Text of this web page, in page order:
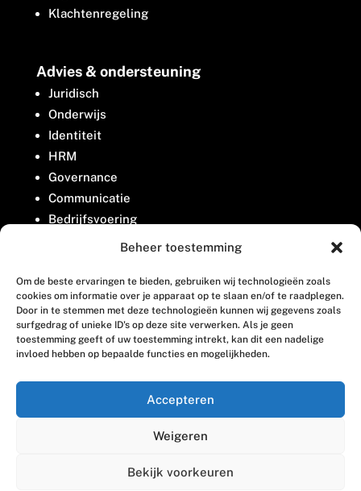
Beheer toestemming
Om de beste ervaringen te bieden, gebruiken wij technologieën zoals
cookies om informatie over je apparaat op te slaan en/of te raadplegen.
Door in te stemmen met deze technologieën kunnen wij gegevens zoals
surfgedrag of unieke ID's op deze site verwerken. Als je geen
toestemming geeft of uw toestemming intrekt, kan dit een nadelige
invloed hebben op bepaalde functies en mogelijkheden.
Accepteren
Weigeren
Bekijk voorkeuren
Klachtenregeling
Advies & ondersteuning
Juridisch
Onderwijs
Identiteit
HRM
Governance
Communicatie
Bedrijfsvoering
Belangenbehartiging
Contact
Houttuinlaan 8
3447 GM Woerden